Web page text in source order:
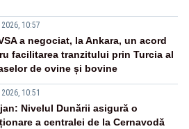
10:57
a negociat, la Ankara, un acord
facilitarea tranzitului prin Turcia al
de ovine și bovine
10:51
Nivelul Dunării asigură o
a centralei de la Cernavodă